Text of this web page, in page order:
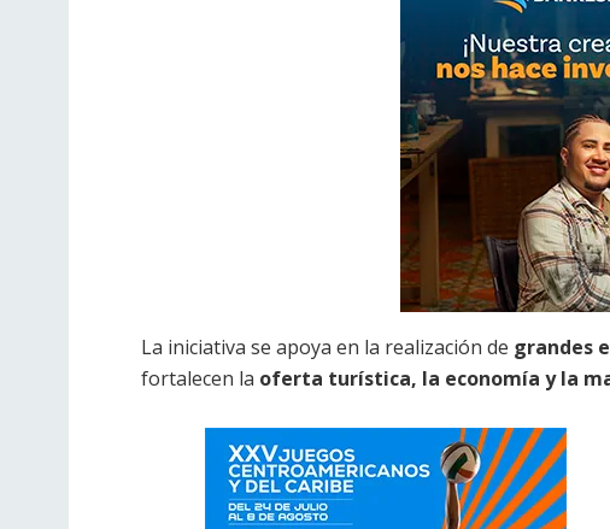
La iniciativa se apoya en la realización de grandes
fortalecen la oferta turística, la economía y la